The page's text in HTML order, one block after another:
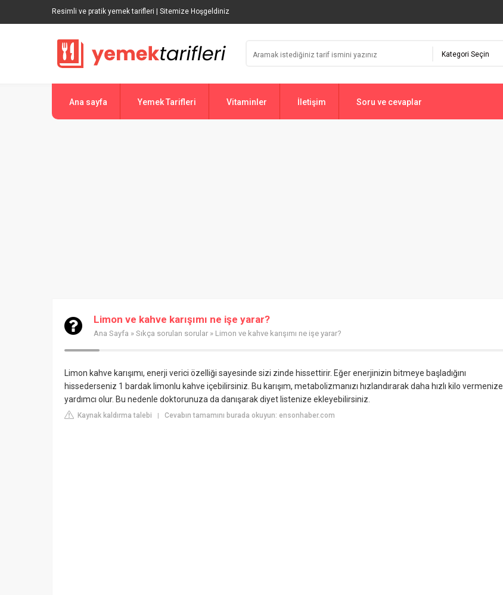
Resimli ve pratik yemek tarifleri | Sitemize Hoşgeldiniz
Ana sayfa Yemek Tarifleri Vitaminler İletişim Soru ve cevaplar
Limon ve kahve karışımı ne işe yarar?
Ana Sayfa » Sıkça sorulan sorular » Limon ve kahve karışımı ne işe yarar?
Limon kahve karışımı, enerji verici özelliği sayesinde sizi zinde hissettirir. Eğer enerjinizin bitmeye başladığını
hissederseniz 1 bardak limonlu kahve içebilirsiniz. Bu karışım, metabolizmanızı hızlandırarak daha hızlı kilo vermenize
yardımcı olur. Bu nedenle doktorunuza da danışarak diyet listenize ekleyebilirsiniz.
Kaynak kaldırma talebi | Cevabın tamamını burada okuyun: ensonhaber.com